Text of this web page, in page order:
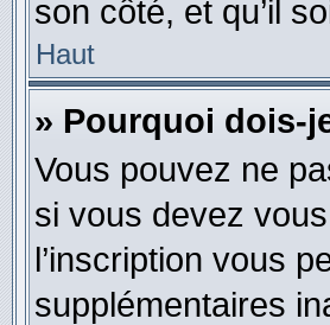
son côté, et qu’il
Haut
» Pourquoi dois-
Vous pouvez ne
si vous devez
l’inscription vous
supplémentaires